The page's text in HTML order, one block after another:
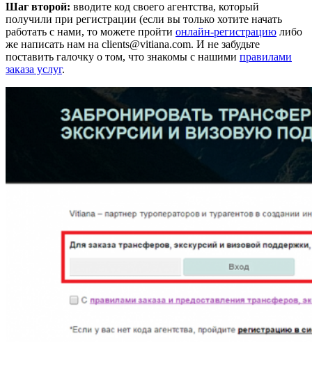
Шаг второй: вводите код своего агентства, который
получили при регистрации (если вы только хотите начать
работать с нами, то можете пройти онлайн-регистрацию либо
же написать нам на clients@vitiana.com. И не забудьте
поставить галочку о том, что знакомы с нашими правилами
заказа услуг.